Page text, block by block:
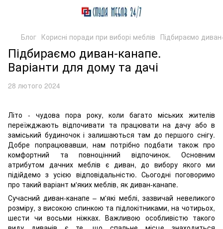
Блог Корисні поради при виборі меблів Підбираємо
Підбираємо диван-канапе.
Варіанти для дому та дачі
28 лютого 2024
Літо - чудова пора року, коли багато міських жителів
переїжджають відпочивати та працювати на дачу або в
заміський будиночок і залишаються там до першого снігу.
Добре попрацювавши, нам потрібно подбати також про
комфортний та повноцінний відпочинок. Основним
атрибутом дачних меблів є диван, до вибору якого ми
підійдемо з усією відповідальністю. Сьогодні поговоримо
про такий варіант м'яких меблів, як диван-канапе.
Сучасний диван-канапе – м'які меблі, зазвичай невеликого
розміру, з високою спинкою та підлокітниками, на чотирьох,
шести чи восьми ніжках. Важливою особливістю такого